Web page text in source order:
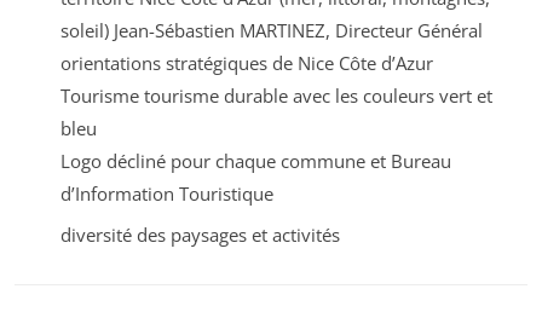
soleil) Jean-Sébastien MARTINEZ, Directeur Général
orientations stratégiques de Nice Côte d’Azur
Tourisme tourisme durable avec les couleurs vert et
bleu
Logo décliné pour chaque commune et Bureau
d’Information Touristique
diversité des paysages et activités